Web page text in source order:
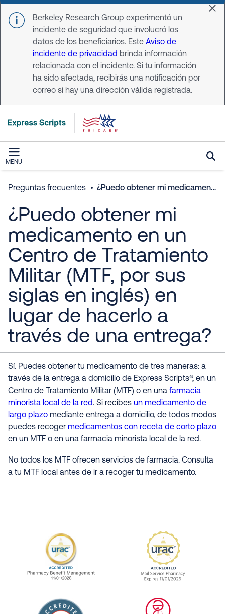
Skip to main content
Berkeley Research Group experimentó un
incidente de seguridad que involucró los
datos de los beneficiarios. Este Aviso de
incidente de privacidad brinda información
relacionada con el incidente. Si tu información
ha sido afectada, recibirás una notificación por
correo si hay una dirección válida registrada.
MENU
Preguntas frecuentes ¿Puedo obtener mi medicamento en un Centro de Tratamiento Militar (MTF, por sus siglas en inglés) en lugar de hacerlo a través de una entrega?
¿Puedo obtener mi
medicamento en un
Centro de Tratamiento
Militar (MTF, por sus
siglas en inglés) en
lugar de hacerlo a
través de una entrega?
Sí. Puedes obtener tu medicamento de tres maneras: a
través de la entrega a domicilio de Express Scripts®, en un
Centro de Tratamiento Militar (MTF) o en una farmacia
minorista local de la red. Si recibes un medicamento de
largo plazo mediante entrega a domicilio, de todos modos
puedes recoger medicamentos con receta de corto plazo
en un MTF o en una farmacia minorista local de la red.
No todos los MTF ofrecen servicios de farmacia. Consulta
a tu MTF local antes de ir a recoger tu medicamento.
URAC Accredited Pharmacy Benefit
URAC